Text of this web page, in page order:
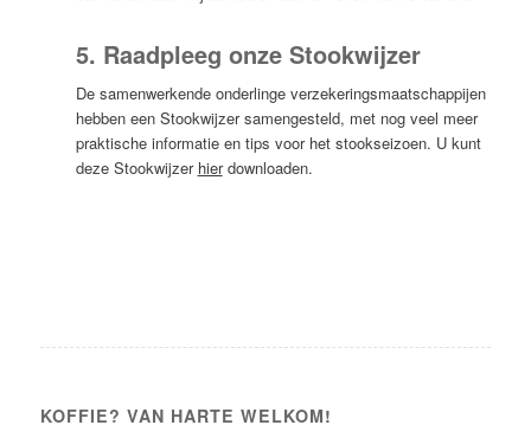
5. Raadpleeg onze Stookwijzer
De samenwerkende onderlinge verzekeringsmaatschappijen
hebben een Stookwijzer samengesteld, met nog veel meer
praktische informatie en tips voor het stookseizoen. U kunt
deze Stookwijzer hierdownloaden.
KOFFIE? VAN HARTE WELKOM!